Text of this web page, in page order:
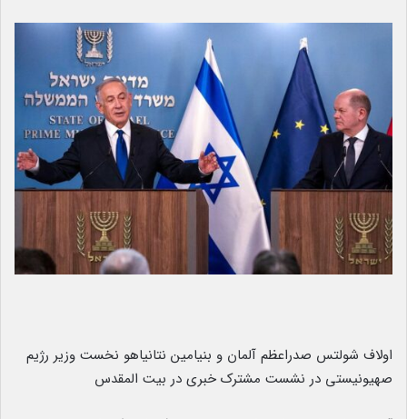
اولاف شولتس صدراعظم آلمان و بنیامین نتانیاهو نخست وزیر رژیم
صهیونیستی در نشست مشترک خبری در بیت المقدس